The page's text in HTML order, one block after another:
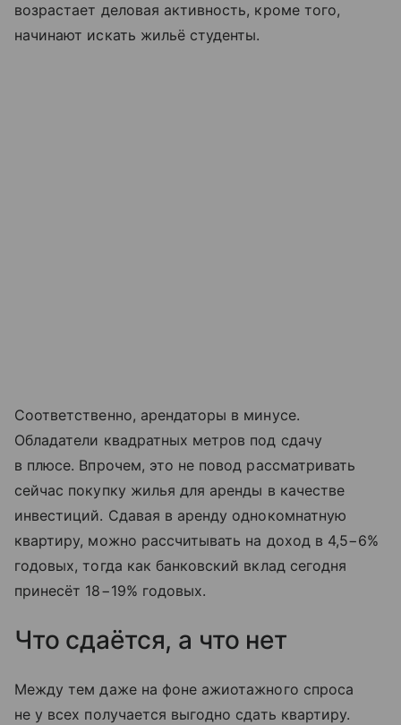
возрастает деловая активность, кроме того,
начинают искать жильё студенты.
Соответственно, арендаторы в минусе.
Обладатели квадратных метров под сдачу
в плюсе. Впрочем, это не повод рассматривать
сейчас покупку жилья для аренды в качестве
инвестиций. Сдавая в аренду однокомнатную
квартиру, можно рассчитывать на доход в 4,5−6%
годовых, тогда как банковский вклад сегодня
принесёт 18−19% годовых.
Что сдаётся, а что нет
Между тем даже на фоне ажиотажного спроса
не у всех получается выгодно сдать квартиру.